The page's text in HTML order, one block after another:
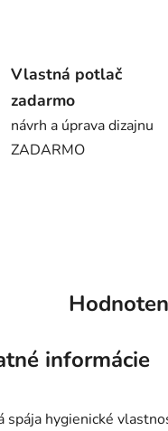
Vlastná potlač
zadarmo
návrh a úprava dizajnu
ZADARMO
informácie
hygienické